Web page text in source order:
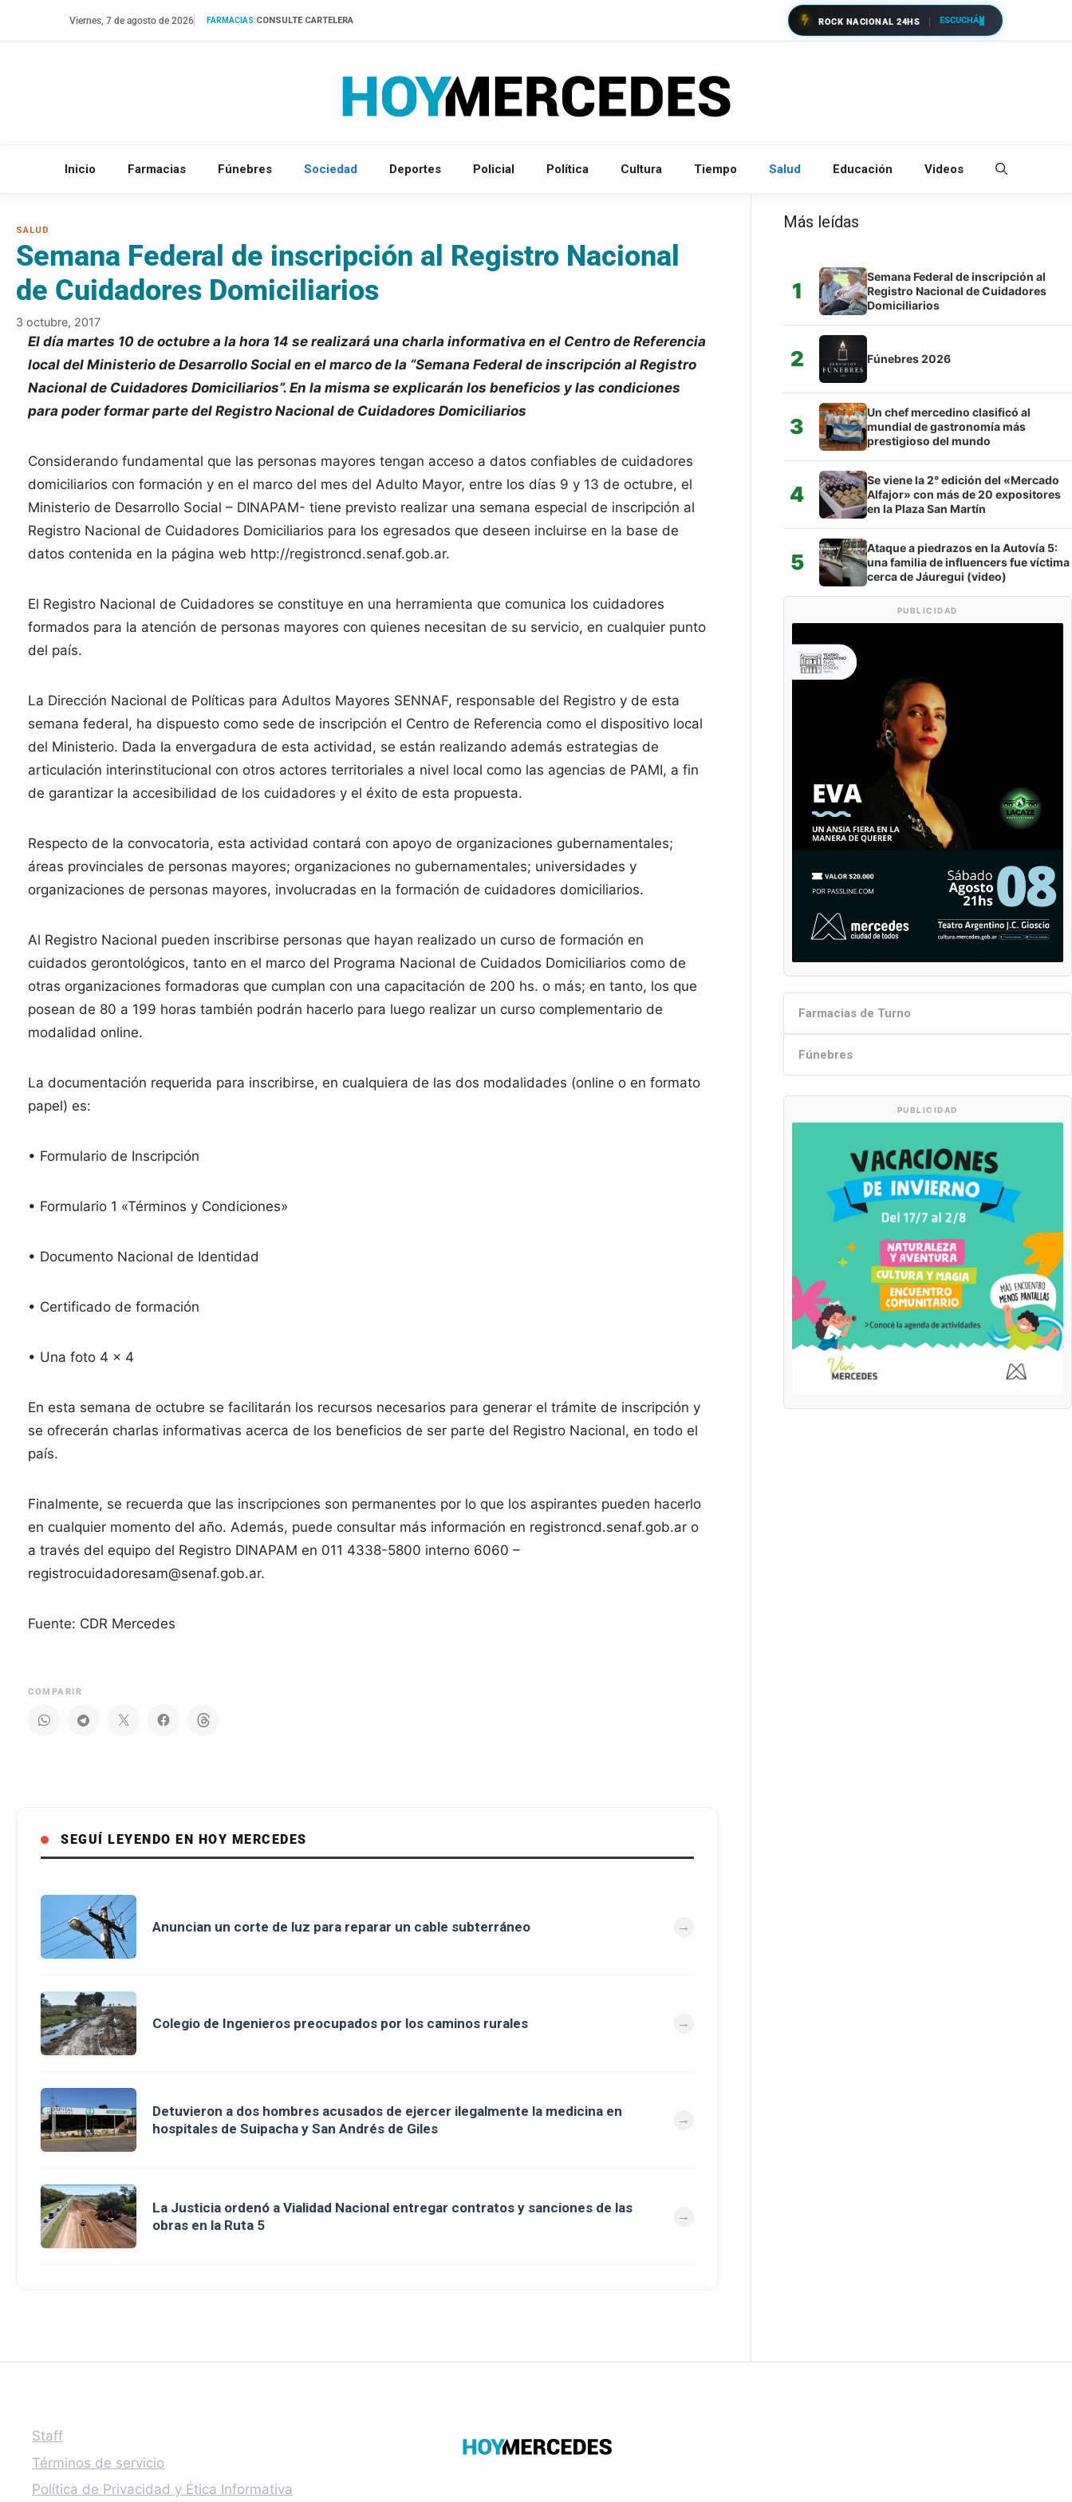
Viernes, 7 de agosto de 2026 FARMACIAS:CONSULTE CARTELERA ROCK NACIONAL 24HS ESCUCHÁ
Inicio Farmacias Fúnebres Sociedad Deportes Policial Política Cultura Tiempo Salud Educación Videos
Semana Federal de inscripción al Registro Nacional
de Cuidadores Domiciliarios
3 octubre, 2017
El día martes 10 de octubre a la hora 14 se realizará una charla informativa en el Centro de Referencia
local del Ministerio de Desarrollo Social en el marco de la “Semana Federal de inscripción al Registro
Nacional de Cuidadores Domiciliarios”. En la misma se explicarán los beneficios y las condiciones
para poder formar parte del Registro Nacional de Cuidadores Domiciliarios
Considerando fundamental que las personas mayores tengan acceso a datos confiables de cuidadores
domiciliarios con formación y en el marco del mes del Adulto Mayor, entre los días 9 y 13 de octubre, el
Ministerio de Desarrollo Social – DINAPAM- tiene previsto realizar una semana especial de inscripción al
Registro Nacional de Cuidadores Domiciliarios para los egresados que deseen incluirse en la base de
datos contenida en la página web http://registroncd.senaf.gob.ar.
El Registro Nacional de Cuidadores se constituye en una herramienta que comunica los cuidadores
formados para la atención de personas mayores con quienes necesitan de su servicio, en cualquier punto
del país.
La Dirección Nacional de Políticas para Adultos Mayores SENNAF, responsable del Registro y de esta
semana federal, ha dispuesto como sede de inscripción el Centro de Referencia como el dispositivo local
del Ministerio. Dada la envergadura de esta actividad, se están realizando además estrategias de
articulación interinstitucional con otros actores territoriales a nivel local como las agencias de PAMI, a fin
de garantizar la accesibilidad de los cuidadores y el éxito de esta propuesta.
Respecto de la convocatoria, esta actividad contará con apoyo de organizaciones gubernamentales;
áreas provinciales de personas mayores; organizaciones no gubernamentales; universidades y
organizaciones de personas mayores, involucradas en la formación de cuidadores domiciliarios.
Al Registro Nacional pueden inscribirse personas que hayan realizado un curso de formación en
cuidados gerontológicos, tanto en el marco del Programa Nacional de Cuidados Domiciliarios como de
otras organizaciones formadoras que cumplan con una capacitación de 200 hs. o más; en tanto, los que
posean de 80 a 199 horas también podrán hacerlo para luego realizar un curso complementario de
modalidad online.
La documentación requerida para inscribirse, en cualquiera de las dos modalidades (online o en formato
papel) es:
• Formulario de Inscripción
• Formulario 1 «Términos y Condiciones»
• Documento Nacional de Identidad
• Certificado de formación
• Una foto 4 x 4
En esta semana de octubre se facilitarán los recursos necesarios para generar el trámite de inscripción y
se ofrecerán charlas informativas acerca de los beneficios de ser parte del Registro Nacional, en todo el
país.
Finalmente, se recuerda que las inscripciones son permanentes por lo que los aspirantes pueden hacerlo
en cualquier momento del año. Además, puede consultar más información en registroncd.senaf.gob.ar o
a través del equipo del Registro DINAPAM en 011 4338-5800 interno 6060 –
registrocuidadoresam@senaf.gob.ar.
Fuente: CDR Mercedes
COMPARIR
SEGUÍ LEYENDO EN HOY MERCEDES
Anuncian un corte de luz para reparar un cable subterráneo
Colegio de Ingenieros preocupados por los caminos rurales
Detuvieron a dos hombres acusados de ejercer ilegalmente la medicina en
hospitales de Suipacha y San Andrés de Giles
La Justicia ordenó a Vialidad Nacional entregar contratos y sanciones de las
obras en la Ruta 5
Más leídas
1
Semana Federal de inscripción al
Registro Nacional de Cuidadores
Domiciliarios
2 Fúnebres 2026
3
Un chef mercedino clasificó al
mundial de gastronomía más
prestigioso del mundo
4
Se viene la 2° edición del «Mercado
Alfajor» con más de 20 expositores
en la Plaza San Martín
5
Ataque a piedrazos en la Autovía 5:
una familia de influencers fue víctima
cerca de Jáuregui (video)
PUBLICIDAD
Farmacias de Turno
Fúnebres
PUBLICIDAD
Staff
Términos de servicio
Política de Privacidad y Ética Informativa